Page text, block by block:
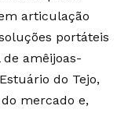
articulação
portáteis
amêijoas-
do Tejo,
mercado e,